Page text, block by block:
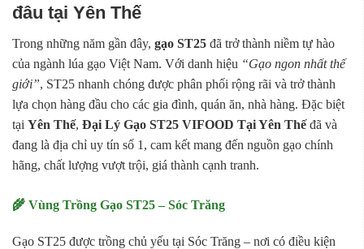
đâu tại Yên Thế
Trong những năm gần đây, gạo ST25 đã trở thành niềm tự hào
của ngành lúa gạo Việt Nam. Với danh hiệu “Gạo ngon nhất thế
giới”, ST25 nhanh chóng được phân phối rộng rãi và trở thành
lựa chọn hàng đầu cho các gia đình, quán ăn, nhà hàng. Đặc biệt
tại Yên Thế, Đại Lý Gạo ST25 VIFOOD Tại Yên Thếđã và
đang là địa chỉ uy tín số 1, cam kết mang đến nguồn gạo chính
hãng, chất lượng vượt trội, giá thành cạnh tranh.
🌾 Vùng Trồng Gạo ST25 – Sóc Trăng
Gạo ST25 được trồng chủ yếu tại Sóc Trăng – nơi có điều kiện